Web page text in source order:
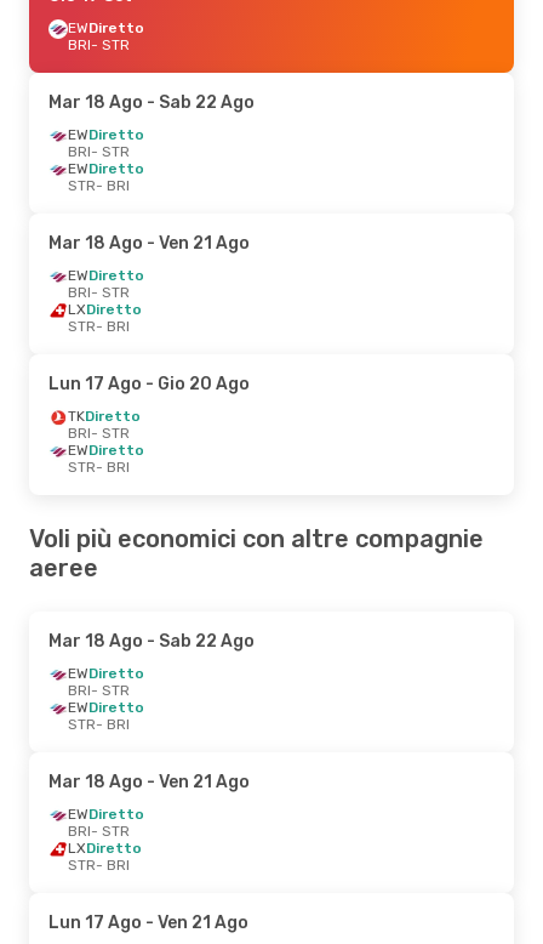
EWDiretto
BRI- STR
Mar 18 Ago - Sab 22 Ago
EWDiretto
BRI- STR
EWDiretto
STR- BRI
Mar 18 Ago - Ven 21 Ago
EWDiretto
BRI- STR
LXDiretto
STR- BRI
Lun 17 Ago - Gio 20 Ago
TKDiretto
BRI- STR
EWDiretto
STR- BRI
Voli più economici con altre compagnie
aeree
Mar 18 Ago - Sab 22 Ago
EWDiretto
BRI- STR
EWDiretto
STR- BRI
Mar 18 Ago - Ven 21 Ago
EWDiretto
BRI- STR
LXDiretto
STR- BRI
Lun 17 Ago - Ven 21 Ago